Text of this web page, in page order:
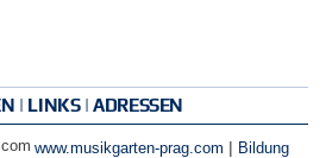
| LINKS | ADRESSEN
www.musikgarten-prag.com | Bildung